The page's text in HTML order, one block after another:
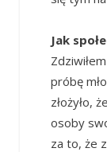
Jak
próbę
złożyło,
osoby
za to, że